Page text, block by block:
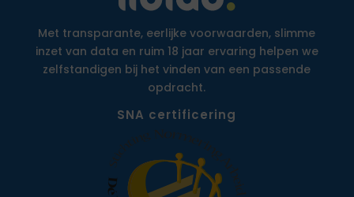
Met transparante, eerlijke voorwaarden, slimme
inzet van data en ruim 18 jaar ervaring helpen we
zelfstandigen bij het vinden van een passende
opdracht.
SNA certificering